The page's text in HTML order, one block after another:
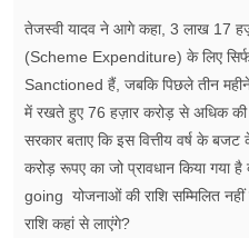
वीडियो
रिलेशनशिप
जीवन मंत्रा
तेजस्वी यादव ने आगे कहा, 3 लाख 17
(Scheme Expenditure) के लिए
Sanctioned हैं, जबकि पिछले तीन महीने
में रखते हुए 76 हज़ार करोड़ से अधिक की
सरकार बताए कि इस वित्तीय वर्ष के
करोड़ रूपए का जो प्रावधान किया गया है
going योजनाओं की राशि सम्मिलित
राशि कहां से लाएंगे?